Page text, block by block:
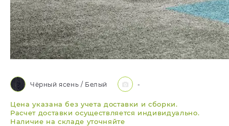
Чёрный ясень / Белый -
Цена указана без учета доставки и сборки.
Расчет доставки осуществляется индивидуально.
Наличие на складе уточняйте